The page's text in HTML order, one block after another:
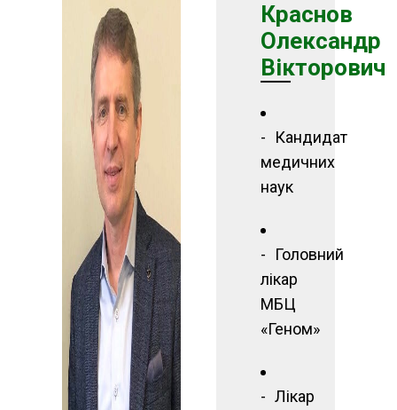
Краснов
Олександр
Вікторович
Кандидат
медичних
наук
Головний
лікар
МБЦ
«Геном»
Лікар